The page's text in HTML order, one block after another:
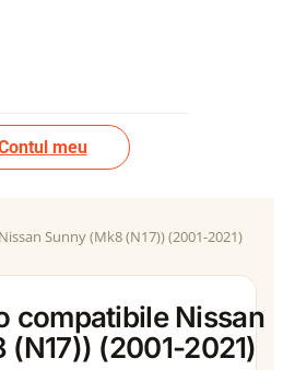
meu
Nissan Sunny (Mk8 (N17)) (2001-2021)
compatibile Nissan
(2001-2021)